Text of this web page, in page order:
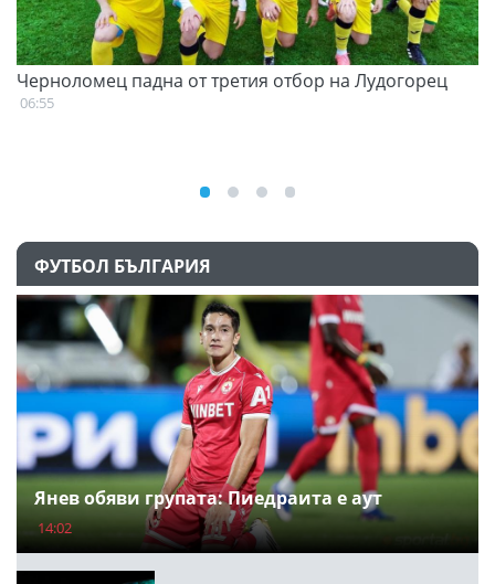
Черноломец падна от третия отбор на Лудогорец
06:55
ФУТБОЛ БЪЛГАРИЯ
Янев обяви групата: Пиедраита е аут
14:02